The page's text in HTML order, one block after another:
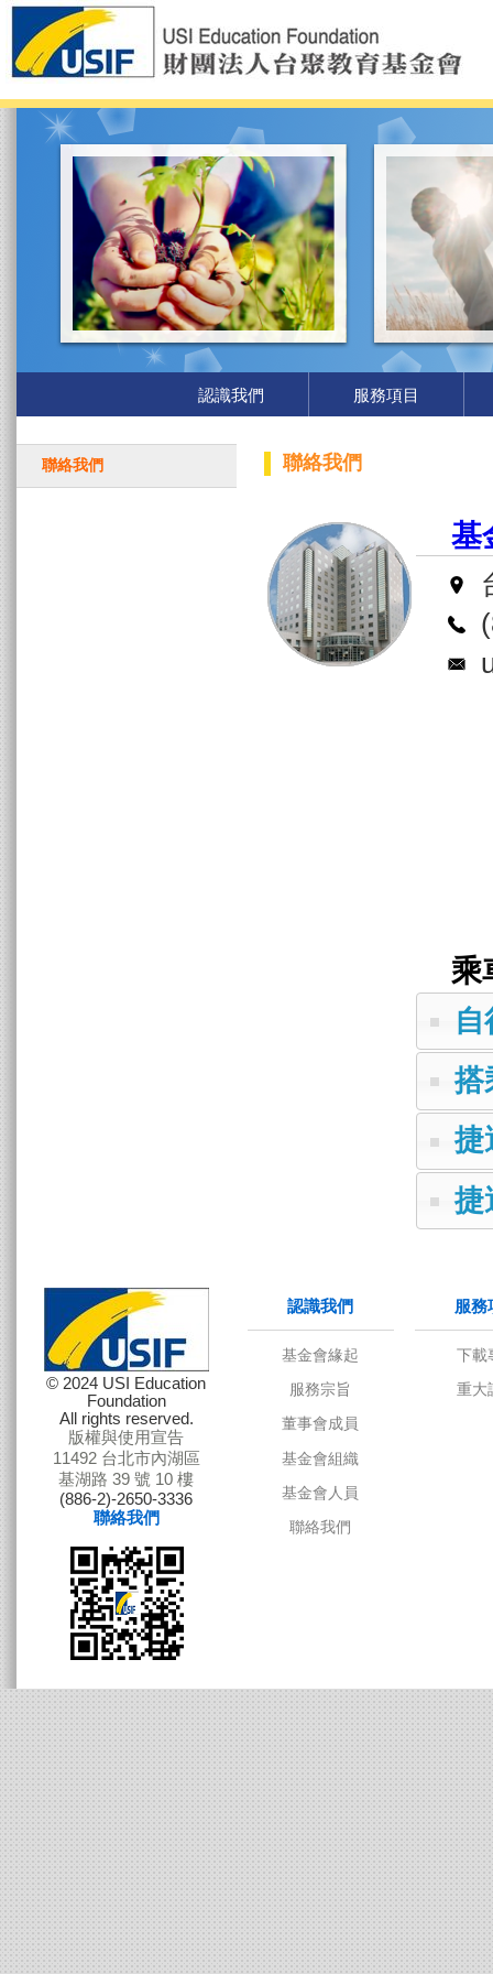
認識我們 服務項目
聯絡我們 聯絡我們
自
搭
捷
捷
© 2024 USI Education
Foundation
All rights reserved.
版權與使用宣告
11492 台北市內湖區
基湖路 39 號 10 樓
(886-2)-2650-3336
聯絡我們
基金會緣起
服務宗旨
董事會成員
基金會組織